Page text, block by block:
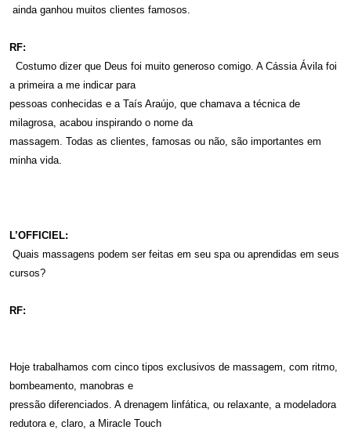
ainda ganhou muitos clientes famosos.
RF:
Costumo dizer que Deus foi muito generoso comigo. A Cássia Ávila foi
a primeira a me indicar para
pessoas conhecidas e a Taís Araújo, que chamava a técnica de
milagrosa, acabou inspirando o nome da
massagem. Todas as clientes, famosas ou não, são importantes em
minha vida.
L’OFFICIEL:
Quais massagens podem ser feitas em seu spa ou aprendidas em seus
cursos?
RF:
Hoje trabalhamos com cinco tipos exclusivos de massagem, com ritmo,
bombeamento, manobras e
pressão diferenciados. A drenagem linfática, ou relaxante, a modeladora
redutora e, claro, a Miracle Touch